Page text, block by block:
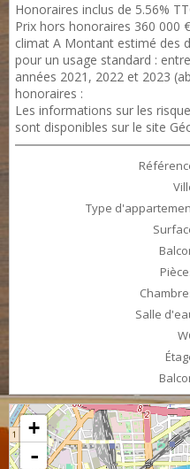
Honoraires inclus de 5.56%
Prix hors honoraires 360 000
climat A Montant estimé des
pour un usage standard :
années 2021, 2022 et 2023
honoraires :
Les informations sur les
sont disponibles sur le site
Type
Salle
+
-